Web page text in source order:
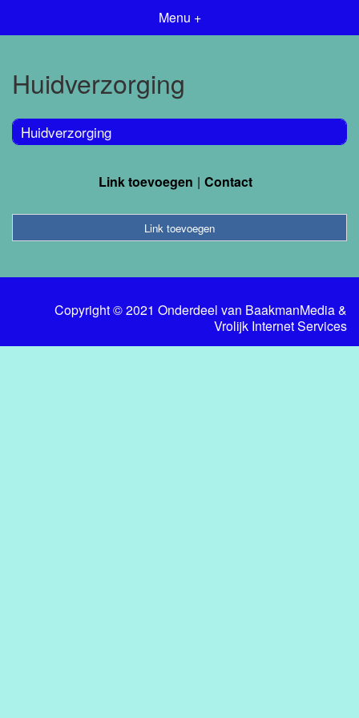
Menu +
Huidverzorging
Huidverzorging
Link toevoegen Contact
Link toevoegen
Copyright © 2021 Onderdeel van BaakmanMedia&
Vrolijk Internet Services